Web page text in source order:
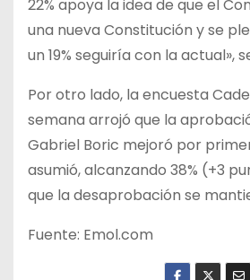
22% apoya la idea de que el
una nueva Constitución y se
un 19% seguiría con la actual»,
Por otro lado, la encuesta
semana arrojó que la
Gabriel Boric mejoró por
asumió, alcanzando 38% (+3
que la desaprobación se
Fuente: Emol.com